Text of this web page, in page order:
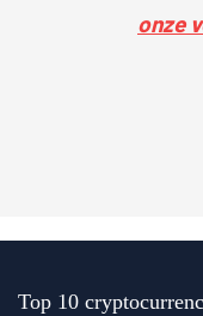
onze
Top 10